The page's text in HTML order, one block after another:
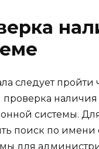
следует
проверка
системы.
поиск по имени
для